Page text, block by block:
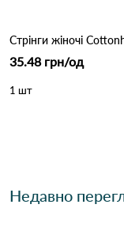
35.48 грн/од
1 шт
Недавно